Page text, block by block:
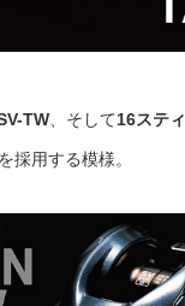
TW 、そして16ステ
採用する模様。